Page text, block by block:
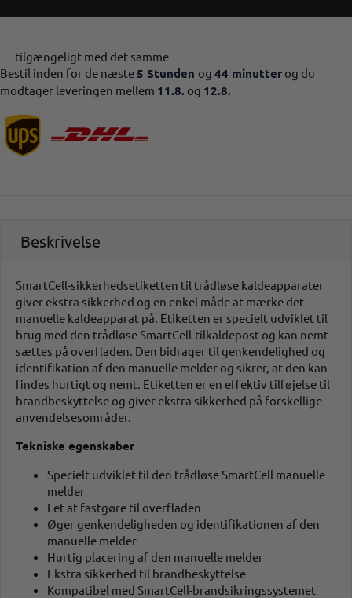
tilgængeligt med det samme
Bestil inden for de næste 5 Stunden og 44 minutter og du
modtager leveringen mellem 11.8. og 12.8.
Beskrivelse
SmartCell-sikkerhedsetiketten til trådløse kaldeapparater
giver ekstra sikkerhed og en enkel måde at mærke det
manuelle kaldeapparat på. Etiketten er specielt udviklet til
brug med den trådløse SmartCell-tilkaldepost og kan nemt
sættes på overfladen. Den bidrager til genkendelighed og
identifikation af den manuelle melder og sikrer, at den kan
findes hurtigt og nemt. Etiketten er en effektiv tilføjelse til
brandbeskyttelse og giver ekstra sikkerhed på forskellige
anvendelsesområder.
Tekniske egenskaber
Specielt udviklet til den trådløse SmartCell manuelle
melder
Let at fastgøre til overfladen
Øger genkendeligheden og identifikationen af den
manuelle melder
Hurtig placering af den manuelle melder
Ekstra sikkerhed til brandbeskyttelse
Kompatibel med SmartCell-brandsikringssystemet